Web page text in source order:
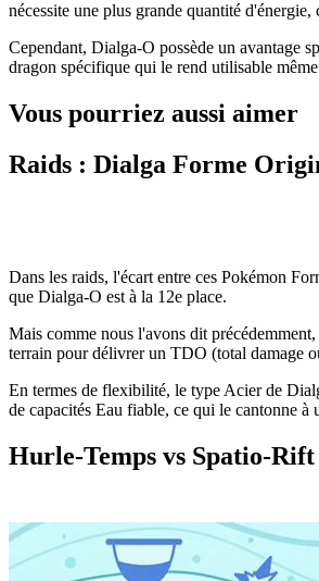
nécessite une plus grande quantité
Cependant, Dialga-O possède un avantage
dragon spécifique qui le rend utilisable
Vous pourriez aussi aimer
Raids : Dialga Forme
Dans les raids, l'écart entre ces Pokémon
que Dialga-O est à la 12e place.
Mais comme nous l'avons dit
terrain pour délivrer un TDO (total damage
En termes de flexibilité, le type Acier de
de capacités Eau fiable, ce qui le cantonne à
Hurle-Temps vs Spatio-